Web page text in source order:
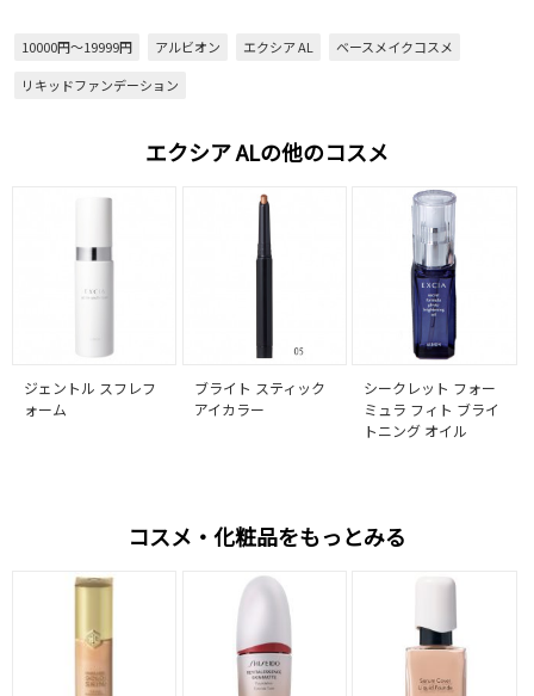
10000円～19999円 アルビオン エクシア AL
ベースメイクコスメ
リキッドファンデーション
エクシア ALの他のコスメ
ジェントル スフレフ
ォーム
ブライト スティック
アイカラー
シークレット フォー
ミュラ フィト ブライ
トニング オイル
コスメ・化粧品をもっとみる